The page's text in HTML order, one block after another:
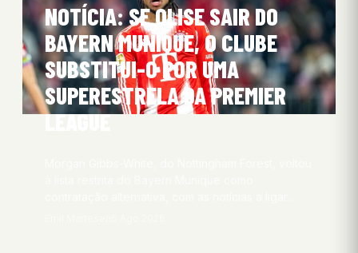
NOTÍCIA: SE OLISE SAIR DO
BAYERN MUNIQUE, O CLUBE
SUBSTITUI-O POR UMA
SUPERESTRELA DA PREMIER
LEAGUE